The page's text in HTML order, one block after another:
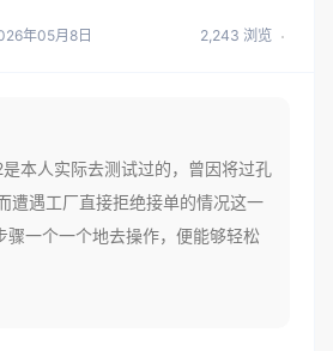
年05月8日 2,243 浏览
本人实际去测试过的，曾因将过孔
遭遇工厂直接拒绝接单的情况这一
骤一个一个地去操作，便能够轻松